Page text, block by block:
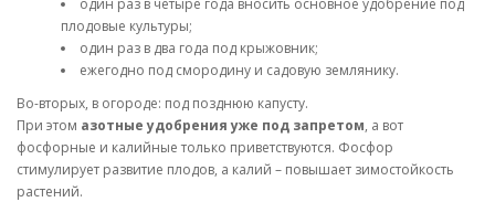
плодовые культуры;
один раз в два года под крыжовник;
ежегодно под смородину и садовую землянику.
Во-вторых, в огороде: под позднюю капусту.
При этом азотные удобрения уже под запретом, а вот
фосфорные и калийные только приветствуются. Фосфор
стимулирует развитие плодов, а калий – повышает зимостойкость
растений.